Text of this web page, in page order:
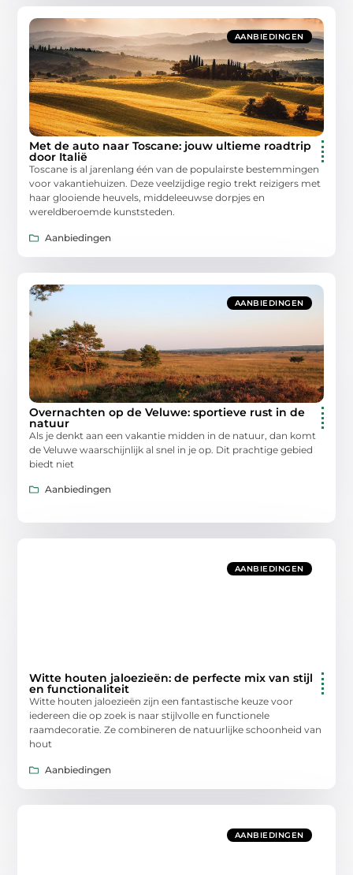
AANBIEDINGEN
Met de auto naar Toscane: jouw ultieme roadtrip
door Italië
Toscane is al jarenlang één van de populairste bestemmingen
voor vakantiehuizen. Deze veelzijdige regio trekt reizigers met
haar glooiende heuvels, middeleeuwse dorpjes en
wereldberoemde kunststeden.
Aanbiedingen
AANBIEDINGEN
Overnachten op de Veluwe: sportieve rust in de
natuur
Als je denkt aan een vakantie midden in de natuur, dan komt
de Veluwe waarschijnlijk al snel in je op. Dit prachtige gebied
biedt niet
Aanbiedingen
AANBIEDINGEN
Witte houten jaloezieën: de perfecte mix van stijl
en functionaliteit
Witte houten jaloezieën zijn een fantastische keuze voor
iedereen die op zoek is naar stijlvolle en functionele
raamdecoratie. Ze combineren de natuurlijke schoonheid van
hout
Aanbiedingen
AANBIEDINGEN